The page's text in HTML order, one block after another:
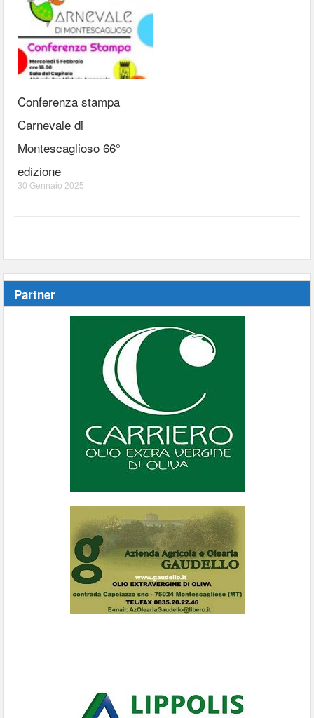
Conferenza stampa
Carnevale di
Montescaglioso 66°
edizione
30 Gennaio 2025
Partner